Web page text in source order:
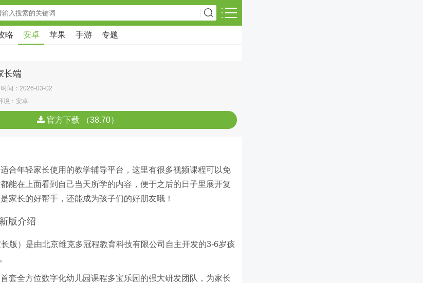
略 安卓 苹果 手游 专题
长端
间：2026-03-02
：安卓
官方下载 （38.70）
合年轻家长使用的教学辅导平台，这里有很多视频课程可以免
能在上面看到自己当天所学的内容，便于之后的日子里展开复
家长的好帮手，还能成为孩子们的好朋友哦！
版介绍
版）是由北京维克多冠程教育科技有限公司自主开发的3-6岁孩
套全方位数字化幼儿园课程多宝乐园的强大研发团队，为家长